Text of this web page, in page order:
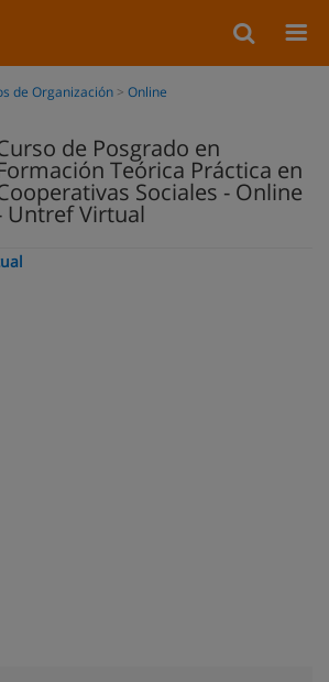
de Organización Online
de Posgrado en
Teórica Práctica en
Sociales - Online
Untref Virtual